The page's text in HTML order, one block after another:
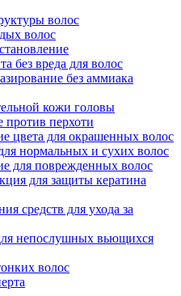
волос
волос
без вреда для волос
без аммиака
кожи головы
против перхоти
цвета для окрашенных волос
нормальных и сухих волос
для поврежденных волос
для защиты кератина
средств для ухода за
непослушных вьющихся
волос